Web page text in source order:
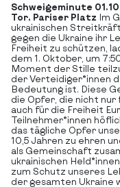
Schweigeminute
Tor, Pariser Platz Im
ukrainischen
gegen die Ukraine ihr
Freiheit zu schützen,
dem 1. Oktober, um
Moment der Stille
der Verteidiger*innen
Bedeutung ist. Diese
die Opfer, die nicht
auch für die Freiheit
Teilnehmer*innen
das tägliche Opfer
10,5 Jahren zu ehren
als Gemeinschaft
ukrainischen
zum Schutz unseres
der gesamten Ukraine